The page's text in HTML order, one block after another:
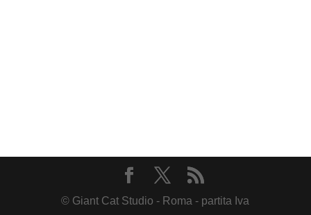
© Giant Cat Studio - Roma - partita Iva